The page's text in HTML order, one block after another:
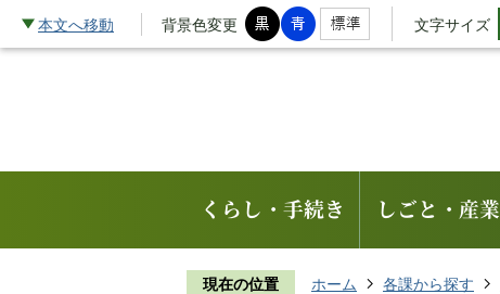
本文へ移動 背景色変更 文字サイズ
くらし・手続き しごと・産業
現在の位置 ホーム 各課から探す